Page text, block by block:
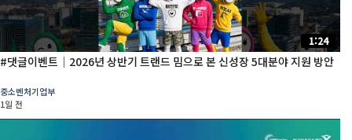
1:24
#댓글이벤트│2026년 상반기 트랜드 밈으로 본 신성장 5대분야 지원 방안
중소벤처기업부
1일 전